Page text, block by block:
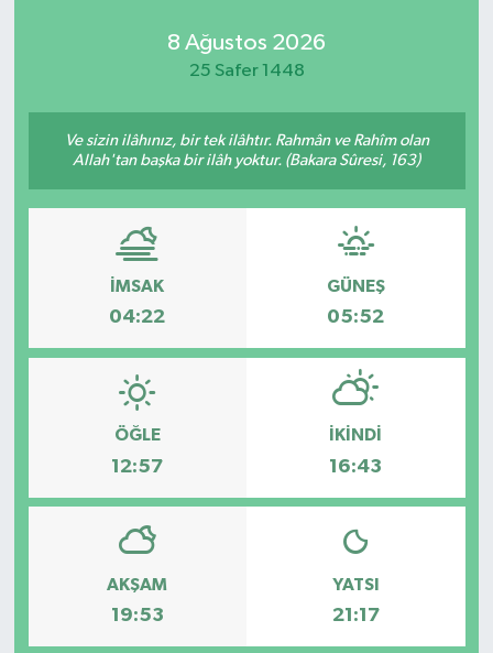
8 Ağustos 2026
25 Safer 1448
Ve sizin ilâhınız, bir tek ilâhtır. Rahmân ve Rahîm olan
Allah'tan başka bir ilâh yoktur. (Bakara Sûresi, 163)
İMSAK
04:22
GÜNEŞ
05:52
ÖĞLE
12:57
İKINDI
16:43
AKŞAM
19:53
YATSI
21:17
Güncel
HABERDE İNSAN
KÜLTÜR SANAT
MAGAZİN
POLİTİKA
RESMİ İLANLAR
SAĞLIK
Spor